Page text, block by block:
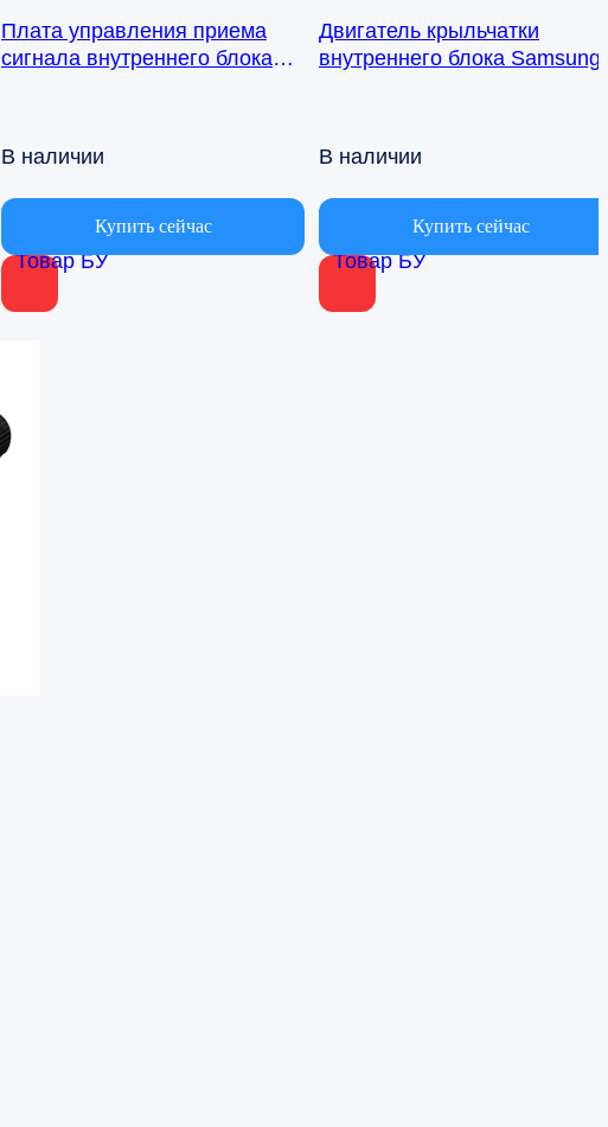
Товар БУ
Плата управления приема
сигнала внутреннего блока
В наличии
Купить сейчас
Товар БУ
Двигатель крыльчатки
внутреннего блока Samsung
В наличии
Купить сейчас